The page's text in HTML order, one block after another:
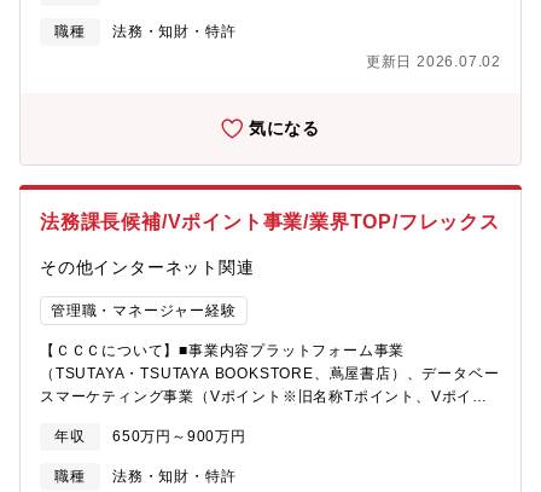
多様な法務の経験を積める環境がCCCグループにはあり幅広く関
わることができることが魅力です。【期待する役割】・マネジメ
ントの仕事のうち最も大事なことの1つは後輩を指導し育てること
ームで情報やスキルを共有し、他のメンバーと切磋琢磨し、チー
ことについて問題を見つけてストップをかけるのでなく、事業部
伴走する。・法務部から見たら事業部門はクライアントであり、
プロ集団となる。【組織構成】■法務部・CLO兼法務本部長兼法務
部長１名・メンバー3名一人一人がCCCグループにおける事業の
担当をもっており、担当事業のリーガルチェックや契約書締結に
向けたアドバイジング等、0から10までを一貫して行っておりま
す。【キャリアパス】本部長、CLOを目指していただくことが可
能です。
職種
法務・知財・特許
更新日 2026.07.02
気になる
法務課長候補/Vポイント事業/業界TOP/フレックス
その他インターネット関連
管理職・マネージャー経験
【ＣＣＣについて】■事業内容プラットフォーム事業
（TSUTAYA・TSUTAYA BOOKSTORE、蔦屋書店）、データベー
スマーケティング事業（Vポイント※旧名称Tポイント、Vポイン
（図書館、公共施設）などを通じて、お客様にライフスタイルを
提案する企画会社です。また、「SHARE LOUNGE」を始めとす
る新規事業を企画し、世の中に発信しています。「カルチュア・
年収 650万円～900万円
職種
法務・知財・特許